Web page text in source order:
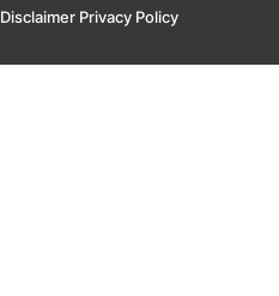
Disclaimer Privacy Policy